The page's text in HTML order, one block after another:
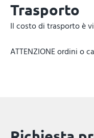
Trasporto
Il costo di trasporto è
ATTENZIONE ordini o